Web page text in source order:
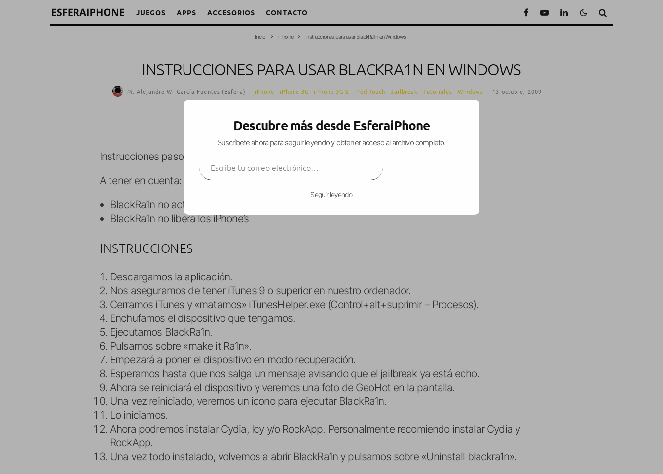
JUEGOS APPS ACCESORIOS CONTACTO
Inicio iPhone Instrucciones para usar BlackRa1n en Windows
INSTRUCCIONES PARA USAR BLACKRA1N EN WINDOWS
M. Alejandro W. García Fuentes (Esfera) · iPhone iPhone 3G iPhone 3G S iPod Touch Jailbreak Tutoriales Windows · 13 octubre, 2009 ·
Instrucciones paso a paso para usar la nueva herramienta de GeoHot:
A tener en cuenta:
BlackRa1n no activa los iPhone’s
BlackRa1n no libera los iPhone’s
INSTRUCCIONES
Descargamos la aplicación.
Nos aseguramos de tener iTunes 9 o superior en nuestro ordenador.
Cerramos iTunes y «matamos» iTunesHelper.exe (Control+alt+suprimir – Procesos).
Enchufamos el dispositivo que tengamos.
Ejecutamos BlackRa1n.
Pulsamos sobre «make it Ra1n».
Empezará a poner el dispositivo en modo recuperación.
Esperamos hasta que nos salga un mensaje avisando que el jailbreak ya está echo.
Ahora se reiniciará el dispositivo y veremos una foto de GeoHot en la pantalla.
Una vez reiniciado, veremos un icono para ejecutar BlackRa1n.
Lo iniciamos.
Ahora podremos instalar Cydia, Icy y/o RockApp. Personalmente recomiendo instalar Cydia y
RockApp.
Una vez todo instalado, volvemos a abrir BlackRa1n y pulsamos sobre «Uninstall blackra1n».
Descubre más desde EsferaiPhone
Suscríbete ahora para seguir leyendo y obtener acceso al archivo completo.
Seguir leyendo